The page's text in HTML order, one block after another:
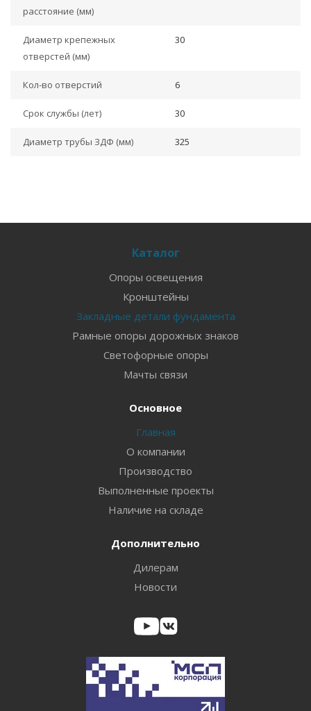
расстояние (мм)
Диаметр крепежных
отверстей (мм)
30
Кол-во отверстий 6
Срок службы (лет) 30
Диаметр трубы ЗДФ (мм) 325
Каталог
Опоры освещения
Кронштейны
Закладные детали фундамента
Рамные опоры дорожных знаков
Светофорные опоры
Мачты связи
Основное
Главная
О компании
Производство
Выполненные проекты
Наличие на складе
Дополнительно
Дилерам
Новости